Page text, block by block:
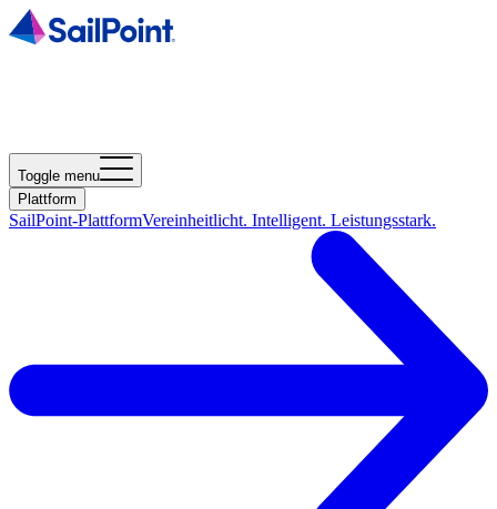
Toggle menu
Plattform
SailPoint-PlattformVereinheitlicht. Intelligent. Leistungsstark.